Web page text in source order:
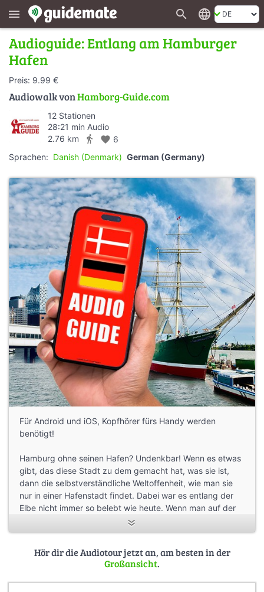
menu search language
Audioguide: Entlang am Hamburger
Hafen
Preis: 9.99 €
Audiowalk vonHamborg-Guide.com
12 Stationen
28:21 min Audio
2.76 km
directions_walk favorite 6
Sprachen: Danish (Denmark) German (Germany)
Für Android und iOS, Kopfhörer fürs Handy werden
benötigt!
Hamburg ohne seinen Hafen? Undenkbar! Wenn es etwas
gibt, das diese Stadt zu dem gemacht hat, was sie ist,
dann die selbstverständliche Weltoffenheit, wie man sie
nur in einer Hafenstadt findet. Dabei war es entlang der
Elbe nicht immer so belebt wie heute. Wenn man auf der
Promenade entlang lief, die eigentlich dem
Hochwasserschutz dient, traf man nur vereinzelt
Heute ist Hamburg mehr als nur ein Industriehafen, es ist
ein beliebtes Reiseziel geworden – auch und insbesondere
Hör dir die Audiotour jetzt an, am besten in der
Großansicht.